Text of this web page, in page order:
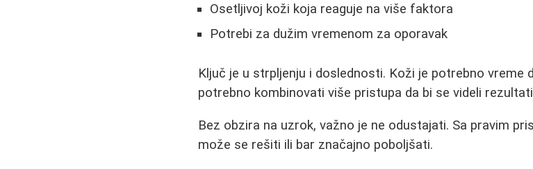
Osetljivoj koži koja reaguje na više faktora
Potrebi za dužim vremenom za oporavak
Ključ je u strpljenju i doslednosti. Koži je potrebno vreme
potrebno kombinovati više pristupa da bi se videli
Bez obzira na uzrok, važno je ne odustajati. Sa pravim
može se rešiti ili bar značajno poboljšati.